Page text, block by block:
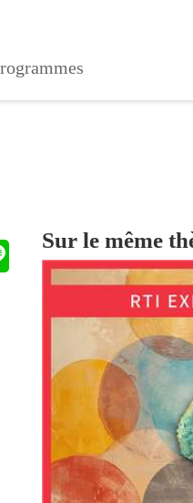
Sur le même